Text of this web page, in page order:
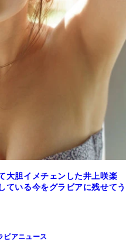
大胆イメチェンした井上咲楽
ている今をグラビアに残せてう
ビアニュース